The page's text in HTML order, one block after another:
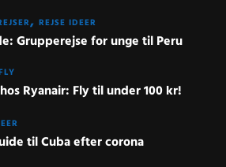
REJSE IDEER
Grupperejse for unge til Peru
Ryanair: Fly til under 100 kr!
til Cuba efter corona